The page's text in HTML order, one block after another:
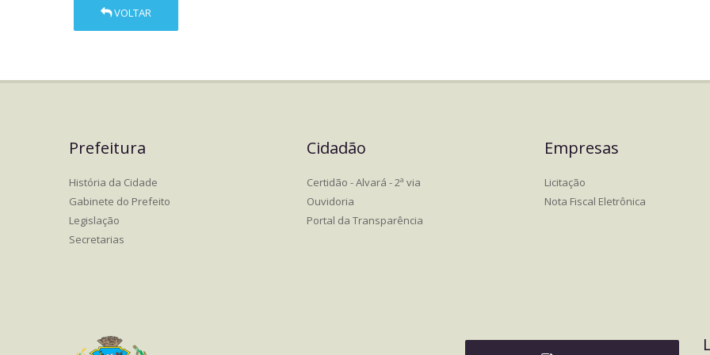
VOLTAR
Prefeitura
História da Cidade
Gabinete do Prefeito
Legislação
Secretarias
Cidadão
Certidão - Alvará - 2ª via
Ouvidoria
Portal da Transparência
Empresas
Licitação
Nota Fiscal Eletrônica